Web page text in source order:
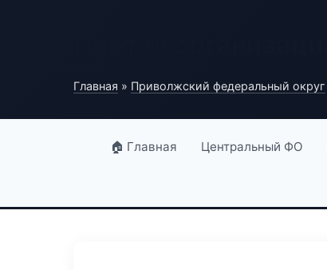
Главная » Приволжский федеральный округ
🏠 Главная Центральный ФО